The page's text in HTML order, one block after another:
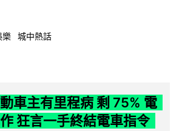
樂 城中熱話
車主有里程病 剩 75% 電
狂言一手終結電車指令